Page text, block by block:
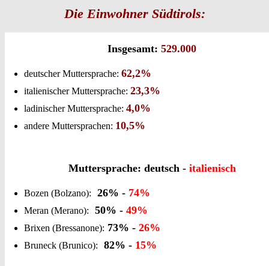
Die Einwohner Südtirols:
Insgesamt: 529.000
deutscher Muttersprache: 62,2%
italienischer Muttersprache: 23,3%
ladinischer Muttersprache: 4,0%
andere Muttersprachen: 10,5%
Muttersprache: deutsch - italienisch
Bozen (Bolzano): 26% - 74%
Meran (Merano): 50% - 49%
Brixen (Bressanone): 73% - 26%
Bruneck (Brunico): 82% - 15%